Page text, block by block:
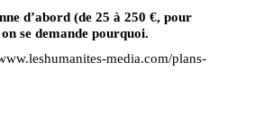
d’abord (de 25 à 250 €, pour
se demande pourquoi.
media.com/plans-